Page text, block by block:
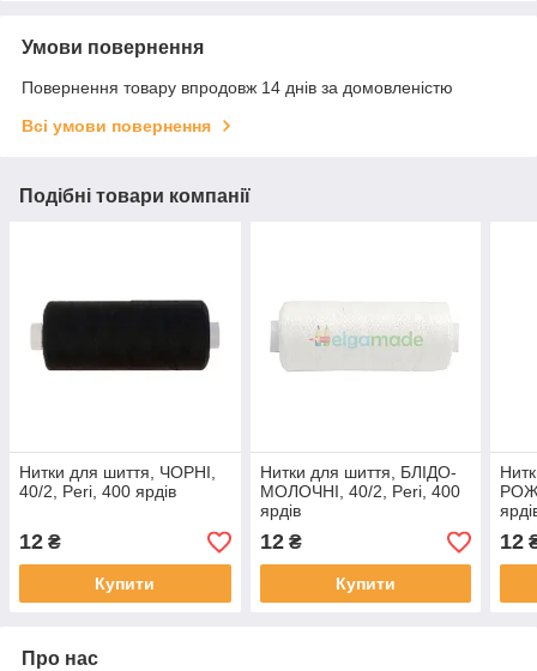
Умови повернення
Повернення товару впродовж 14 днів за домовленістю
Всі умови повернення
Подібні товари компанії
Нитки для шиття, ЧОРНІ,
40/2, Peri, 400 ярдів
12 ₴
Купити
Нитки для шиття, БЛІДО-
МОЛОЧНІ, 40/2, Peri, 400
ярдів
12₴
Купити
12
Про нас